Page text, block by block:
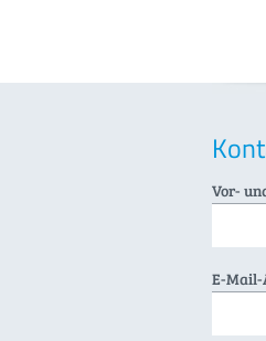
Vor-
E-Mail-